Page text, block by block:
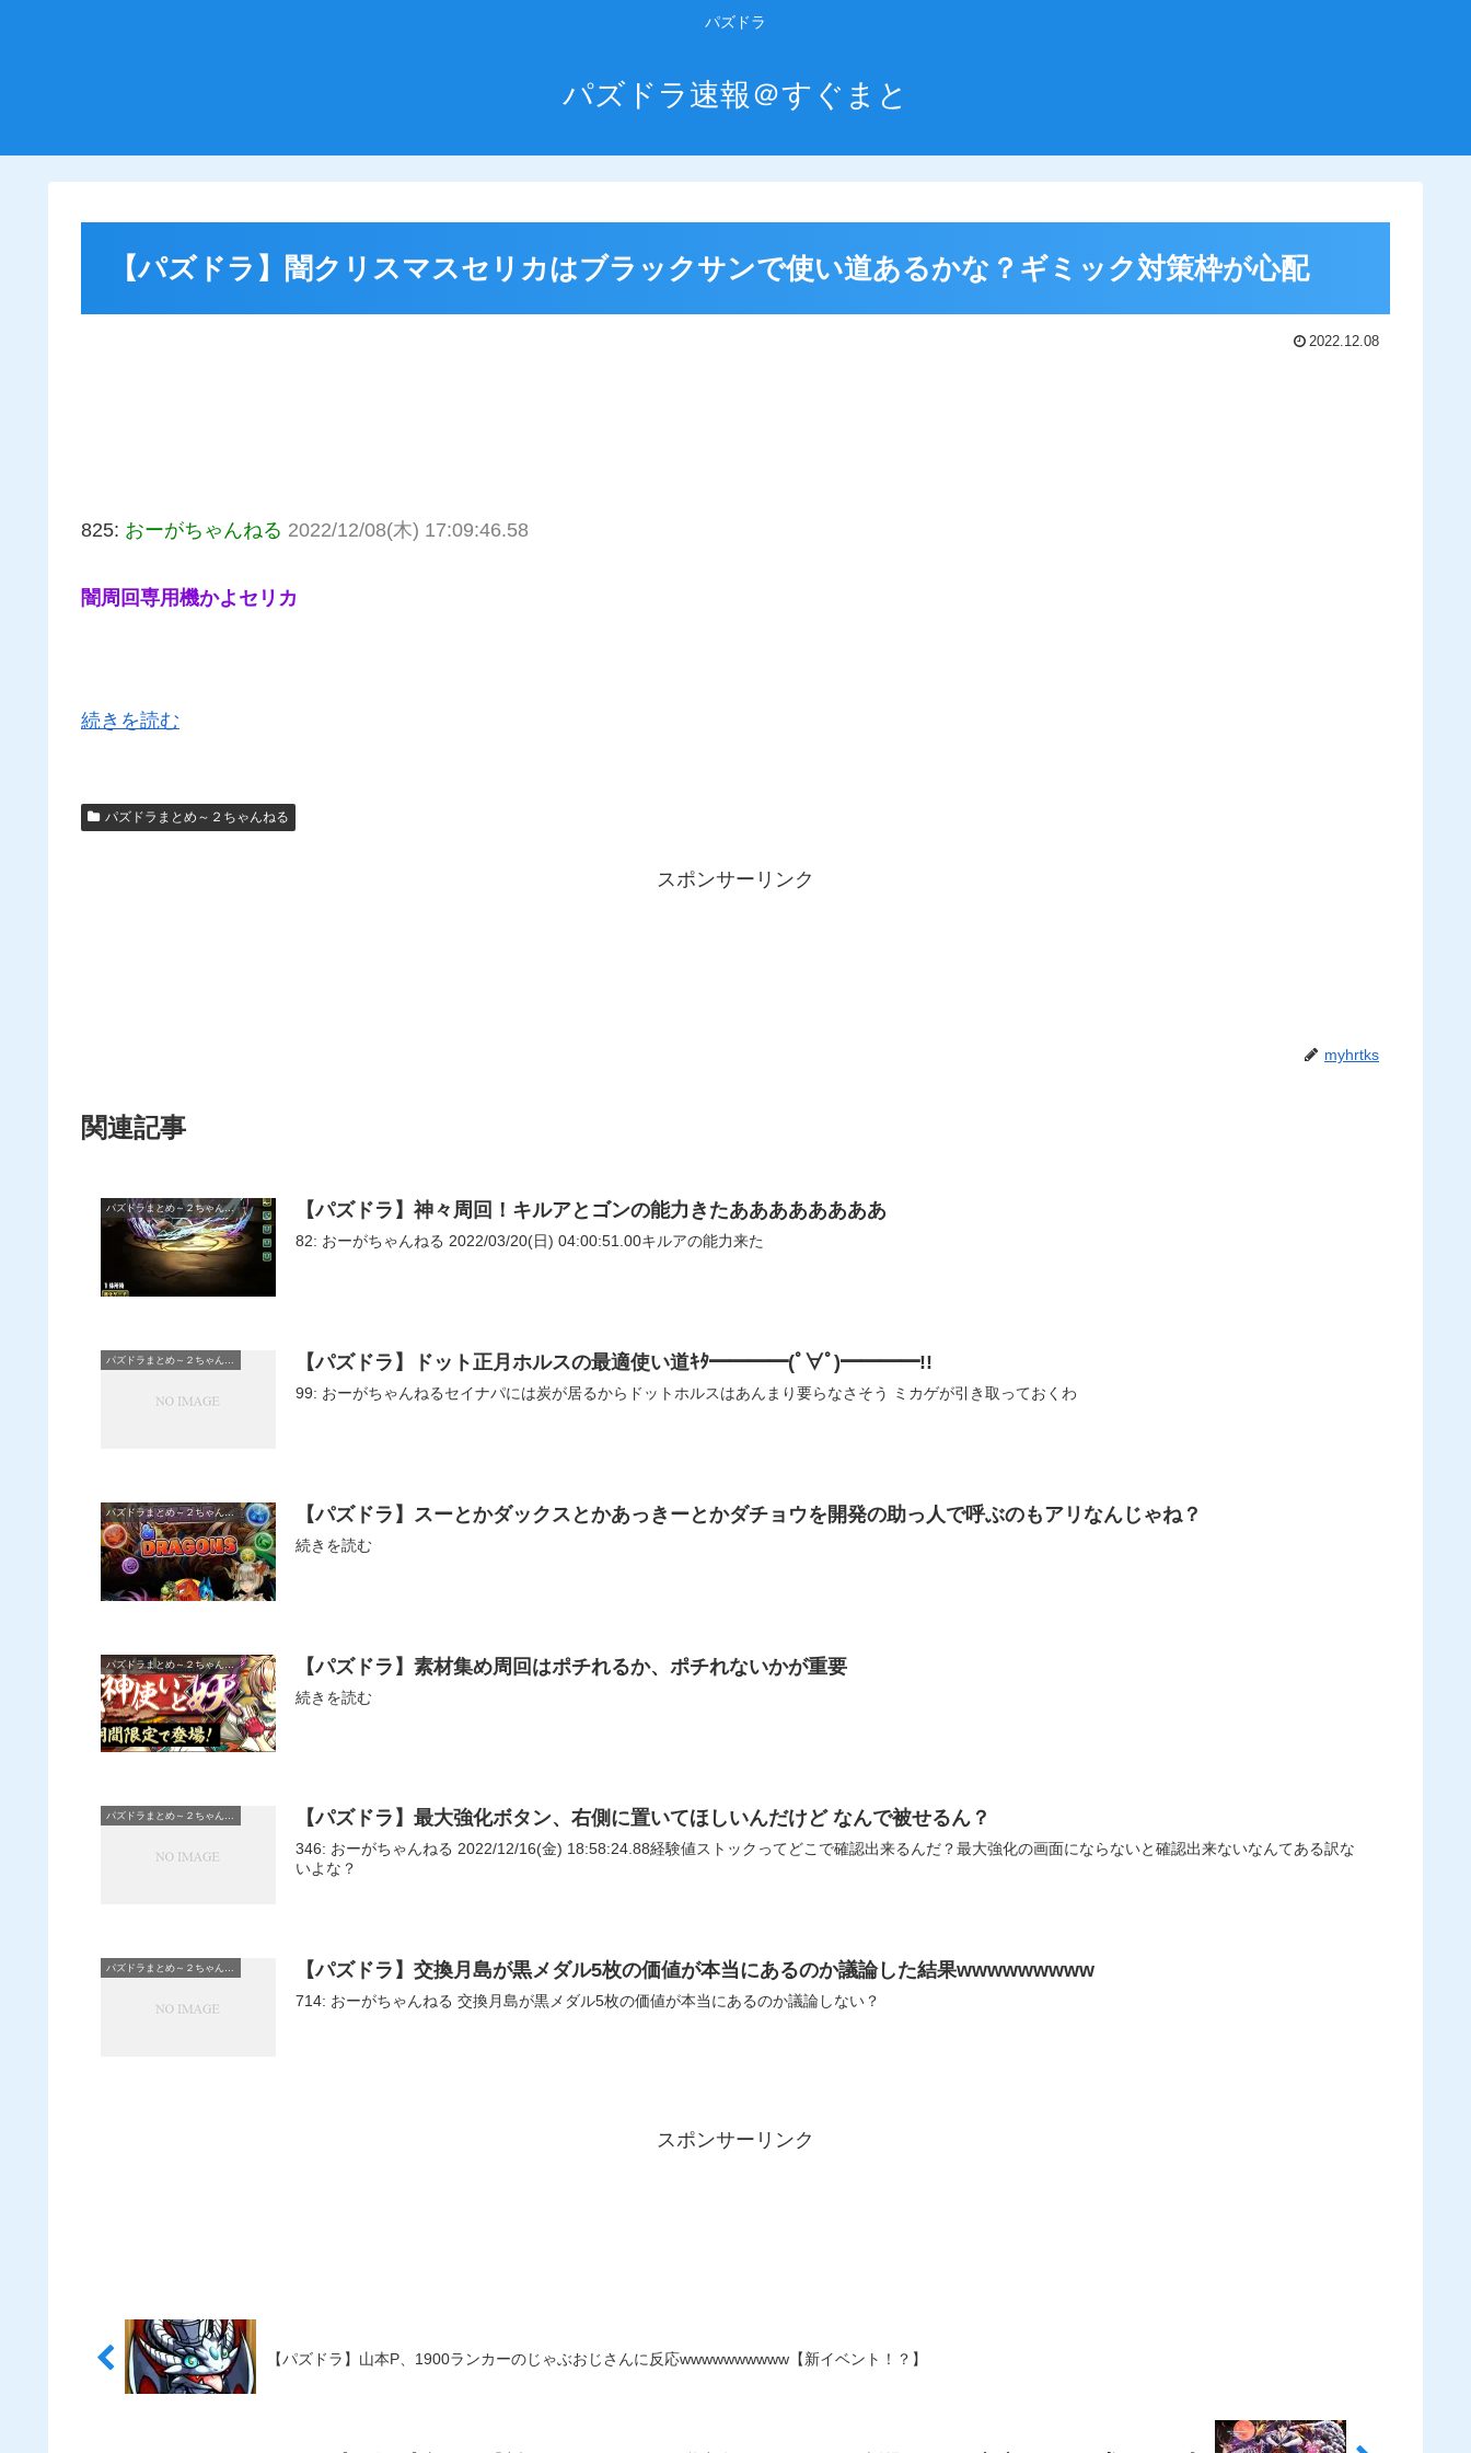
パズドラ
パズドラ速報＠すぐまと
【パズドラ】闇クリスマスセリカはブラックサンで使い道あるかな？ギミック対策枠が心配
2022.12.08
825: おーがちゃんねる 2022/12/08(木) 17:09:46.58
闇周回専用機かよセリカ
続きを読む
パズドラまとめ～２ちゃんねる
スポンサーリンク
myhrtks
関連記事
パズドラまとめ～２ちゃんねる 【パズドラ】神々周回！キルアとゴンの能力きたああああああああ
82: おーがちゃんねる 2022/03/20(日) 04:00:51.00キルアの能力来た
パズドラまとめ～２ちゃんねる 【パズドラ】ドット正月ホルスの最適使い道ｷﾀ━━━━(ﾟ∀ﾟ)━━━━!!
99: おーがちゃんねるセイナパには炭が居るからドットホルスはあんまり要らなさそう ミカゲが引き取っておくわ
パズドラまとめ～２ちゃんねる 【パズドラ】スーとかダックスとかあっきーとかダチョウを開発の助っ人で呼ぶのもアリなんじゃね？
続きを読む
パズドラまとめ～２ちゃんねる 【パズドラ】素材集め周回はポチれるか、ポチれないかが重要
続きを読む
パズドラまとめ～２ちゃんねる 【パズドラ】最大強化ボタン、右側に置いてほしいんだけど なんで被せるん？
346: おーがちゃんねる 2022/12/16(金) 18:58:24.88経験値ストックってどこで確認出来るんだ？最大強化の画面にならないと確認出来ないなんてある訳な
いよな？
パズドラまとめ～２ちゃんねる 【パズドラ】交換月島が黒メダル5枚の価値が本当にあるのか議論した結果wwwwwwwww
714: おーがちゃんねる 交換月島が黒メダル5枚の価値が本当にあるのか議論しない？
スポンサーリンク
【パズドラ】山本P、1900ランカーのじゃぶおじさんに反応wwwwwwwwww【新イベント！？】